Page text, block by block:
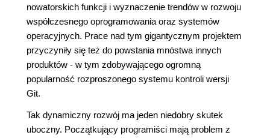
nowatorskich funkcji i wyznaczenie trendów w rozwoju
współczesnego oprogramowania oraz systemów
operacyjnych. Prace nad tym gigantycznym projektem
przyczyniły się też do powstania mnóstwa innych
produktów - w tym zdobywającego ogromną
popularność rozproszonego systemu kontroli wersji
Git.
Tak dynamiczny rozwój ma jeden niedobry skutek
uboczny. Początkujący programiści mają problem z